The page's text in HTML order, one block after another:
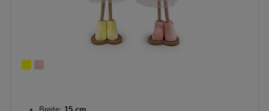
Breite: 15 cm